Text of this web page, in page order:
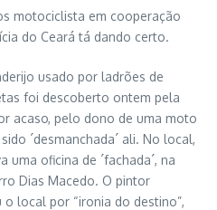
motociclista em cooperação
do Ceará tá dando certo.
usado por ladrões de
foi descoberto ontem pela
acaso, pelo dono de uma moto
´desmanchada´ ali. No local,
uma oficina de ´fachada´, na
Dias Macedo. O pintor
local por “ironia do destino”,